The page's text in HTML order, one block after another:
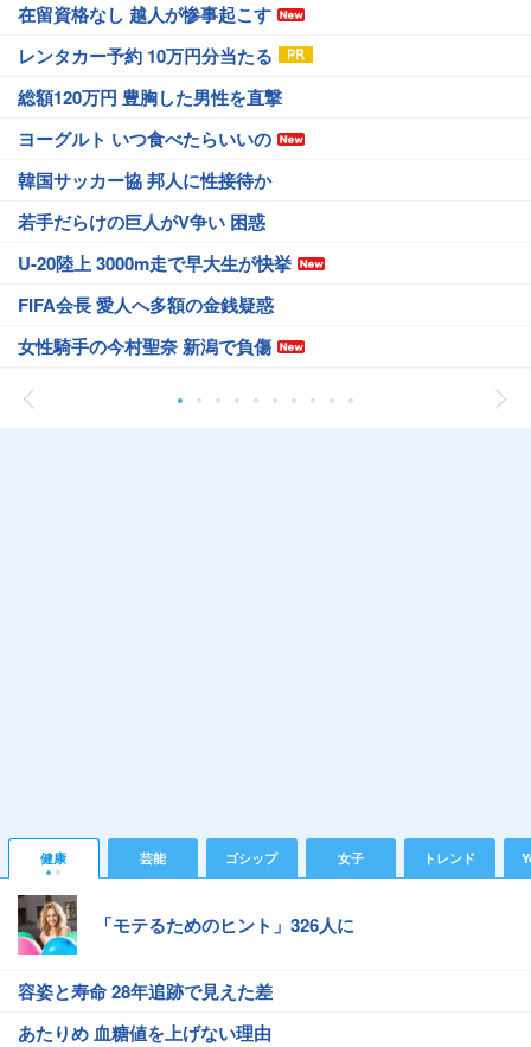
在留資格なし 越人が惨事起こす
レンタカー予約 10万円分当たる
総額120万円 豊胸した男性を直撃
ヨーグルト いつ食べたらいいの
韓国サッカー協 邦人に性接待か
若手だらけの巨人がV争い 困惑
U-20陸上 3000m走で早大生が快挙
FIFA会長 愛人へ多額の金銭疑惑
女性騎手の今村聖奈 新潟で負傷
健康 芸能 ゴシップ 女子 トレンド
「モテるためのヒント」326人に
容姿と寿命 28年追跡で見えた差
あたりめ 血糖値を上げない理由